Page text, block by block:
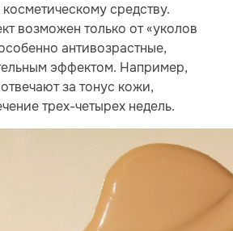
средству.
возможен только от «уколов
антивозрастные,
эффектом. Например,
за тонус кожи,
трех-четырех недель.